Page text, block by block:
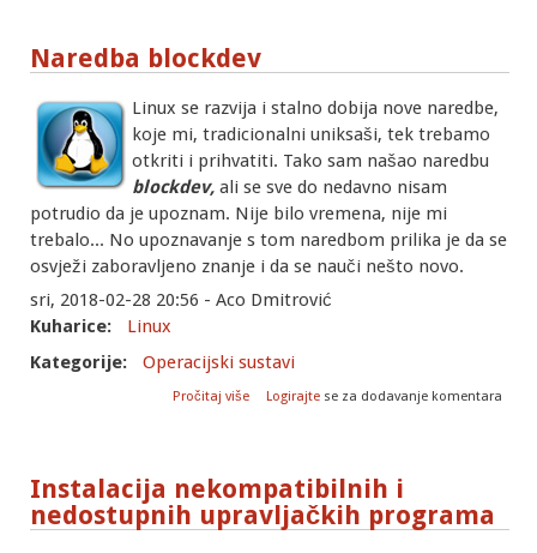
Naredba blockdev
Linux se razvija i stalno dobija nove naredbe,
koje mi, tradicionalni uniksaši, tek trebamo
otkriti i prihvatiti. Tako sam našao naredbu
blockdev, ali se sve do nedavno nisam
potrudio da je upoznam. Nije bilo vremena, nije mi
trebalo... No upoznavanje s tom naredbom prilika je da se
osvježi zaboravljeno znanje i da se nauči nešto novo.
sri, 2018-02-28 20:56 - Aco Dmitrović
Kuharice:
Linux
Kategorije:
Operacijski sustavi
Pročitaj više o Naredba blockdev
Logirajte se za dodavanje komentara
Instalacija nekompatibilnih i
nedostupnih upravljačkih programa